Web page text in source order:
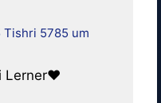
Tishri 5785 um
Lerner❤